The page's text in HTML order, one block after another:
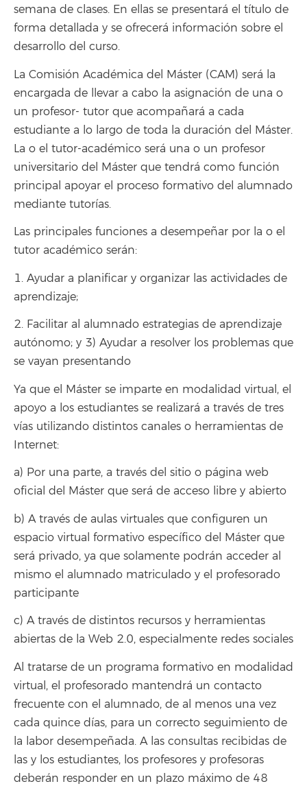
semana de clases. En ellas se presentará el título de
forma detallada y se ofrecerá información sobre el
desarrollo del curso.
La Comisión Académica del Máster (CAM) será la
encargada de llevar a cabo la asignación de una o
un profesor- tutor que acompañará a cada
estudiante a lo largo de toda la duración del Máster.
La o el tutor-académico será una o un profesor
universitario del Máster que tendrá como función
principal apoyar el proceso formativo del alumnado
mediante tutorías.
Las principales funciones a desempeñar por la o el
tutor académico serán:
1. Ayudar a planificar y organizar las actividades de
aprendizaje;
2. Facilitar al alumnado estrategias de aprendizaje
autónomo; y 3) Ayudar a resolver los problemas que
se vayan presentando
Ya que el Máster se imparte en modalidad virtual, el
apoyo a los estudiantes se realizará a través de tres
vías utilizando distintos canales o herramientas de
Internet:
a) Por una parte, a través del sitio o página web
oficial del Máster que será de acceso libre y abierto
b) A través de aulas virtuales que configuren un
espacio virtual formativo específico del Máster que
será privado, ya que solamente podrán acceder al
mismo el alumnado matriculado y el profesorado
participante
c) A través de distintos recursos y herramientas
abiertas de la Web 2.0, especialmente redes sociales
Al tratarse de un programa formativo en modalidad
virtual, el profesorado mantendrá un contacto
frecuente con el alumnado, de al menos una vez
cada quince días, para un correcto seguimiento de
la labor desempeñada. A las consultas recibidas de
las y los estudiantes, los profesores y profesoras
deberán responder en un plazo máximo de 48